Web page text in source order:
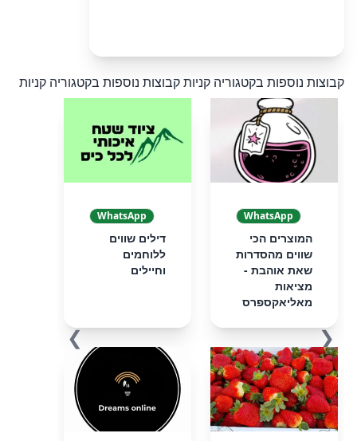
קבוצות נוספות בקטגוריה קניותקבוצות נוספות בקטגוריה קניות
❮
WhatsApp
המוצרים הכי
שווים מהסדרות
שאת אוהבת -
מציאות
מאליאקספרס
WhatsApp
דילים שווים
ללוחמים
וחיילים
❯